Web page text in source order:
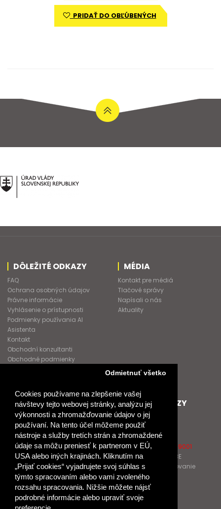
Cookies používame na zlepšenie vašej
návštevy tejto webovej stránky, analýzu jej
výkonnosti a zhromažďovanie údajov o jej
používaní. Na tento účel môžeme použiť
nástroje a služby tretích strán a zhromaždené
údaje sa môžu preniesť k partnerom v EÚ,
USA alebo iných krajinách. Kliknutím na
„Prijať cookies“ vyjadrujete svoj súhlas s
týmto spracovaním alebo vami zvoleného
rozsahu spracovania. Nižšie môžete nájsť
podrobné informácie alebo upraviť svoje
Odmietnuť všetko
PRIDAŤ DO OBĽÚBENÝCH
DÔLEŽITÉ ODKAZY
FAQ
Ochrana osobných údajov
Právne informácie
Vyhlásenie o prístupnosti
Podmienky používania AI
Asistenta
Kontakt
Obchodní konzultanti
Obchodné podmienky
MÉDIA
Kontakt pre médiá
Tlačové správy
Napísali o nás
Aktuality
SPOLUPRACUJEME
Podporujeme
Naše projekty
Spolupracujeme
Pošlite nám správu
ĎALŠIE ODKAZY
O Raabe
O Klett
Naši autori
Certifikát kvality ISO 9001
Klientska zóna RAABE
Katalógy na prelistovanie
NÁKUP
Odstúpiť od zmluvy